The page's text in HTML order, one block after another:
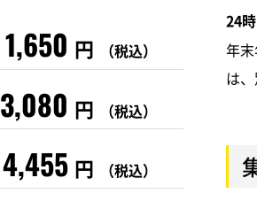
1,650 円 （税込）
3,080 円 （税込）
4,455 円 （税込）
24
年
は